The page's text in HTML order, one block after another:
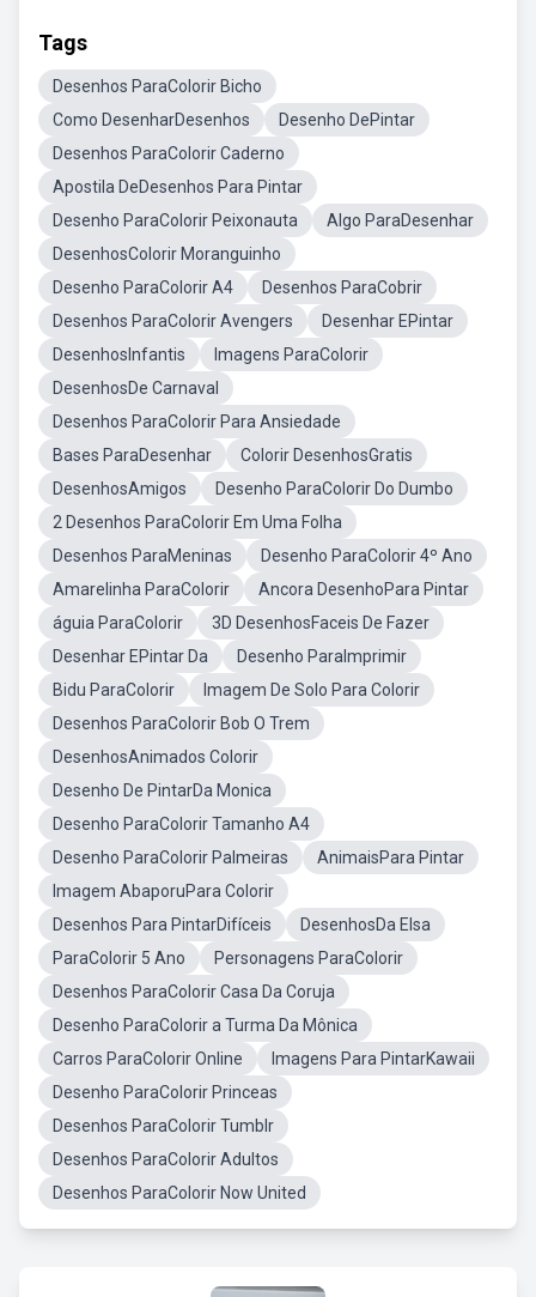
Tags
Desenhos ParaColorir Bicho
Como DesenharDesenhos
Desenho DePintar
Desenhos ParaColorir Caderno
Apostila DeDesenhos Para Pintar
Desenho ParaColorir Peixonauta
Algo ParaDesenhar
DesenhosColorir Moranguinho
Desenho ParaColorir A4
Desenhos ParaCobrir
Desenhos ParaColorir Avengers
Desenhar EPintar
DesenhosInfantis
Imagens ParaColorir
DesenhosDe Carnaval
Desenhos ParaColorir Para Ansiedade
Bases ParaDesenhar
Colorir DesenhosGratis
DesenhosAmigos
Desenho ParaColorir Do Dumbo
2 Desenhos ParaColorir Em Uma Folha
Desenhos ParaMeninas
Desenho ParaColorir 4º Ano
Amarelinha ParaColorir
Ancora DesenhoPara Pintar
águia ParaColorir
3D DesenhosFaceis De Fazer
Desenhar EPintar Da
Desenho ParaImprimir
Bidu ParaColorir
Imagem De Solo Para Colorir
Desenhos ParaColorir Bob O Trem
DesenhosAnimados Colorir
Desenho De PintarDa Monica
Desenho ParaColorir Tamanho A4
Desenho ParaColorir Palmeiras
AnimaisPara Pintar
Imagem AbaporuPara Colorir
Desenhos Para PintarDifíceis
DesenhosDa Elsa
ParaColorir 5 Ano
Personagens ParaColorir
Desenhos ParaColorir Casa Da Coruja
Desenho ParaColorir a Turma Da Mônica
Carros ParaColorir Online
Imagens Para PintarKawaii
Desenho ParaColorir Princeas
Desenhos ParaColorir Tumblr
Desenhos ParaColorir Adultos
Desenhos ParaColorir Now United